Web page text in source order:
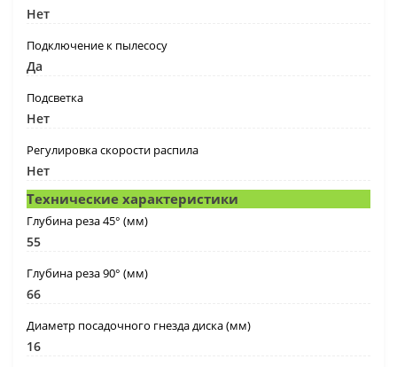
Нет
Подключение к пылесосу
Да
Подсветка
Нет
Регулировка скорости распила
Нет
Технические характеристики
Глубина реза 45° (мм)
55
Глубина реза 90° (мм)
66
Диаметр посадочного гнезда диска (мм)
16